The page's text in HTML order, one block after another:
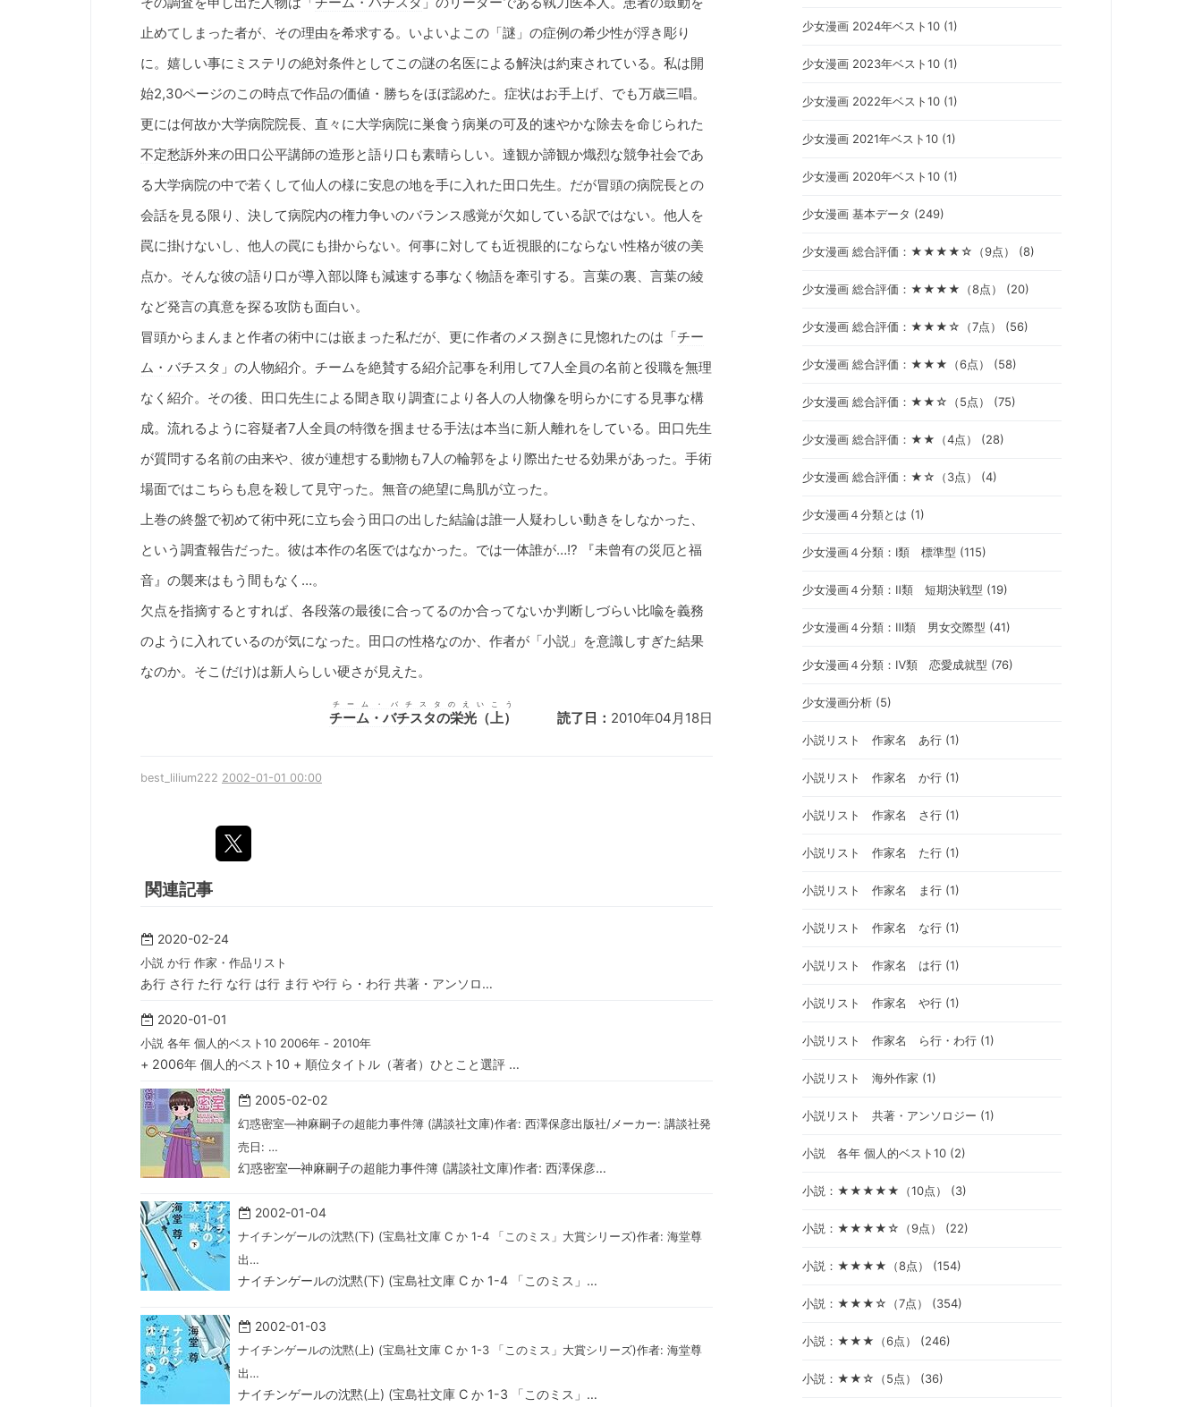
止めてしまった者が、その理由を希求する。いよいよこの「謎」の症例の希少性が浮き彫り
に。嬉しい事にミステリの絶対条件としてこの謎の名医による解決は約束されている。私は開
始2,30ページのこの時点で作品の価値・勝ちをほぼ認めた。症状はお手上げ、でも万歳三唱。
更には何故か大学病院院長、直々に大学病院に巣食う病巣の可及的速やかな除去を命じられた
不定愁訴外来の田口公平講師の造形と語り口も素晴らしい。達観か諦観か熾烈な競争社会であ
る大学病院の中で若くして仙人の様に安息の地を手に入れた田口先生。だが冒頭の病院長との
会話を見る限り、決して病院内の権力争いのバランス感覚が欠如している訳ではない。他人を
罠に掛けないし、他人の罠にも掛からない。何事に対しても近視眼的にならない性格が彼の美
点か。そんな彼の語り口が導入部以降も減速する事なく物語を牽引する。言葉の裏、言葉の綾
など発言の真意を探る攻防も面白い。
冒頭からまんまと作者の術中には嵌まった私だが、更に作者のメス捌きに見惚れたのは「チー
ム・バチスタ 」の人物紹介。チームを絶賛する紹介記事を利用して7人全員の名前と役職を無理
なく紹介。その後、田口先生による聞き取り調査により各人の人物像を明らかにする見事な構
成。流れるように容疑者7人全員の特徴を掴ませる手法は本当に新人離れをしている。田口先生
が質問する名前の由来や、彼が連想する動物も7人の輪郭をより際出たせる効果があった。手術
場面ではこちらも息を殺して見守った。無音の絶望に鳥肌が立った。
上巻の終盤で初めて術中死に立ち会う田口の出した結論は誰一人疑わしい動きをしなかった、
という調査報告だった。彼は本作の名医ではなかった。では一体誰が…!? 『未曾有の災厄と福
音』の襲来はもう間もなく…。
欠点を指摘するとすれば、各段落の最後に合ってるのか合ってないか判断しづらい比喩を義務
のように入れているのが気になった。田口の性格なのか、作者が「小説」を意識しすぎた結果
なのか。そこ(だけ)は新人らしい硬さが見えた。
チーム・バチスタの栄光 （上）
チーム・バチスタのえいこう
読了日： 2010年04月18日
best_lilium222 2002-01-01 00:00
関連記事
2020-02-24
小説 か行 作家・作品リスト
あ行 さ行 た行 な行 は行 ま行 や行 ら・わ行 共著・アンソロ…
2020-01-01
小説 各年 個人的ベスト10 2006年 - 2010年
+ 2006年 個人的ベスト10 + 順位タイトル（著者）ひとこと選評 …
2005-02-02
幻惑密室―神麻嗣子の超能力事件簿 (講談社文庫)作者: 西澤保彦出版社/メーカー: 講談社発
売日: …
幻惑密室―神麻嗣子の超能力事件簿 (講談社文庫)作者: 西澤保彦…
2002-01-04
ナイチンゲールの沈黙(下) (宝島社文庫 C か 1-4 「このミス」大賞シリーズ)作者: 海堂尊
出…
ナイチンゲールの沈黙(下) (宝島社文庫 C か 1-4 「このミス」…
2002-01-03
ナイチンゲールの沈黙(上) (宝島社文庫 C か 1-3 「このミス」大賞シリーズ)作者: 海堂尊
出…
ナイチンゲールの沈黙(上) (宝島社文庫 C か 1-3 「このミス」…
少女漫画 2024年ベスト10 (1)
少女漫画 2023年ベスト10 (1)
少女漫画 2022年ベスト10 (1)
少女漫画 2021年ベスト10 (1)
少女漫画 2020年ベスト10 (1)
少女漫画 基本データ (249)
少女漫画 総合評価：★★★★☆（9点） (8)
少女漫画 総合評価：★★★★（8点） (20)
少女漫画 総合評価：★★★☆（7点） (56)
少女漫画 総合評価：★★★（6点） (58)
少女漫画 総合評価：★★☆（5点） (75)
少女漫画 総合評価：★★（4点） (28)
少女漫画 総合評価：★☆（3点） (4)
少女漫画４分類とは (1)
少女漫画４分類：Ⅰ類 標準型 (115)
少女漫画４分類：Ⅱ類 短期決戦型 (19)
少女漫画４分類：Ⅲ類 男女交際型 (41)
少女漫画４分類：Ⅳ類 恋愛成就型 (76)
少女漫画分析 (5)
小説リスト 作家名 あ行 (1)
小説リスト 作家名 か行 (1)
小説リスト 作家名 さ行 (1)
小説リスト 作家名 た行 (1)
小説リスト 作家名 ま行 (1)
小説リスト 作家名 な行 (1)
小説リスト 作家名 は行 (1)
小説リスト 作家名 や行 (1)
小説リスト 作家名 ら行・わ行 (1)
小説リスト 海外作家 (1)
小説リスト 共著・アンソロジー (1)
小説 各年 個人的ベスト10 (2)
小説：★★★★★（10点） (3)
小説：★★★★☆（9点） (22)
小説：★★★★（8点） (154)
小説：★★★☆（7点） (354)
小説：★★★（6点） (246)
小説：★★☆（5点） (36)